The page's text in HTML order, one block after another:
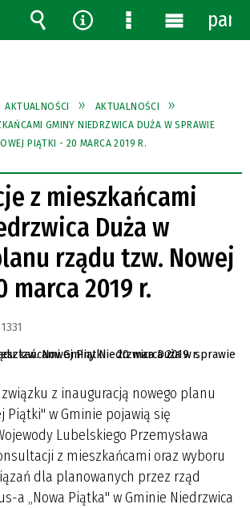
AKTUALNOŚCI
AKTUALNOŚCI
GMINY NIEDRZWICA DUŻA W SPRAWIE
PIĄTKI - 20 MARCA 2019 R.
z mieszkańcami
Duża w
rządu tzw. Nowej
marca 2019 r.
1331
z inauguracją nowego planu
Piątki" w Gminie pojawią się
Lubelskiego Przemysława
z mieszkańcami oraz wyboru
dla planowanych przez rząd
a „Nowa Piątka" w Gminie Niedrzwica
Wyszukiwarka
Narzędzia
MenuMenu